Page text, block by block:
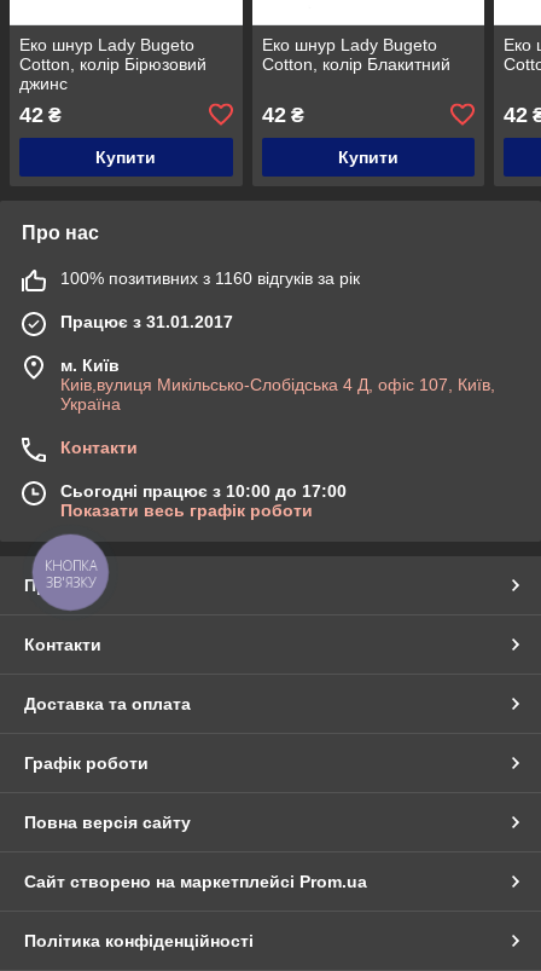
Еко шнур Lady Bugeto
Cotton, колір Бірюзовий
джинс
42 ₴
Купити
Еко шнур Lady Bugeto
Cotton, колір Блакитний
42₴
Купити
Еко
42
Про нас
100% позитивних з 1160 відгуків за рік
Працює з 31.01.2017
м. Київ
Киів,вулиця Микільсько-Слобідська 4 Д, офіс 107, Київ,
Україна
Контакти
Сьогодні працює з 10:00 до 17:00
Показати весь графік роботи
Про нас
Контакти
Доставка та оплата
Графік роботи
Повна версія сайту
Сайт створено на маркетплейсі Prom.ua
Політика конфіденційності
КНОПКА
ЗВ'ЯЗКУ